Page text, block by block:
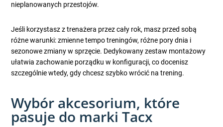
nieplanowanych przestojów.
Jeśli korzystasz z trenażera przez cały rok, masz przed sobą
różne warunki: zmienne tempo treningów, różne pory dnia i
sezonowe zmiany w sprzęcie. Dedykowany zestaw montażowy
ułatwia zachowanie porządku w konfiguracji, co docenisz
szczególnie wtedy, gdy chcesz szybko wrócić na trening.
Wybór akcesorium, które
pasuje do marki Tacx